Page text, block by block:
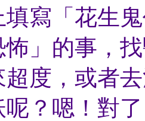
寫「花生
怖」的事，
超度，或者
？嗯！對